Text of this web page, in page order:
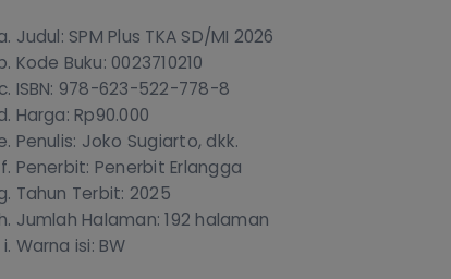
Judul: SPM Plus TKA SD/MI 2026
Kode Buku: 0023710210
ISBN: 978-623-522-778-8
Harga: Rp90.000
Penulis: Joko Sugiarto, dkk.
Penerbit: Penerbit Erlangga
Tahun Terbit: 2025
Jumlah Halaman: 192 halaman
Warna isi: BW